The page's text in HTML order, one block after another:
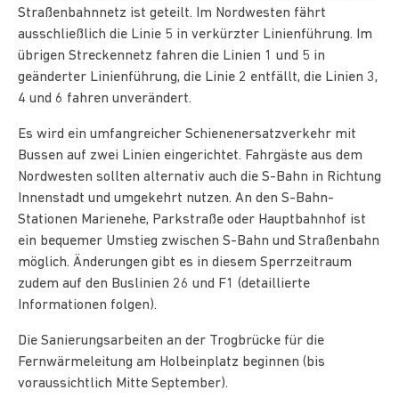
Straßenbahnnetz ist geteilt. Im Nordwesten fährt
ausschließlich die Linie 5 in verkürzter Linienführung. Im
übrigen Streckennetz fahren die Linien 1 und 5 in
geänderter Linienführung, die Linie 2 entfällt, die Linien 3,
4 und 6 fahren unverändert.
Es wird ein umfangreicher Schienenersatzverkehr mit
Bussen auf zwei Linien eingerichtet. Fahrgäste aus dem
Nordwesten sollten alternativ auch die S-Bahn in Richtung
Innenstadt und umgekehrt nutzen. An den S-Bahn-
Stationen Marienehe, Parkstraße oder Hauptbahnhof ist
ein bequemer Umstieg zwischen S-Bahn und Straßenbahn
möglich. Änderungen gibt es in diesem Sperrzeitraum
zudem auf den Buslinien 26 und F1 (detaillierte
Informationen folgen).
Die Sanierungsarbeiten an der Trogbrücke für die
Fernwärmeleitung am Holbeinplatz beginnen (bis
voraussichtlich Mitte September).